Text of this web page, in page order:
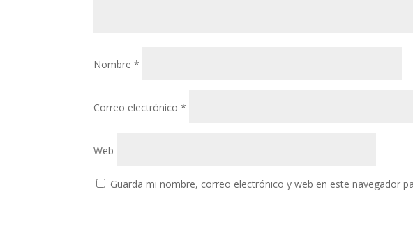
Nombre*
Correo electrónico*
Web
Guarda mi nombre, correo electrónico y web en este navegador